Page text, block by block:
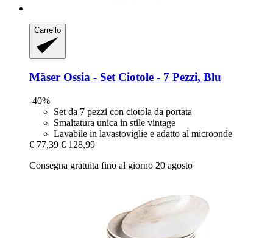
Carrello
Mäser Ossia -​ Set Ciotole -​ 7 Pezzi, Blu
-40%
Set da 7 pezzi con ciotola da portata
Smaltatura unica in stile vintage
Lavabile in lavastoviglie e adatto al microonde
€ 77,39 € 128,99
Consegna gratuita fino al giorno 20 agosto